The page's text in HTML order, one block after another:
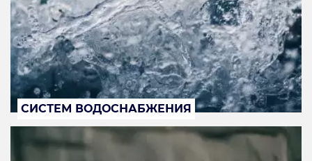
СИСТЕМ ВОДОСНАБЖЕНИЯ